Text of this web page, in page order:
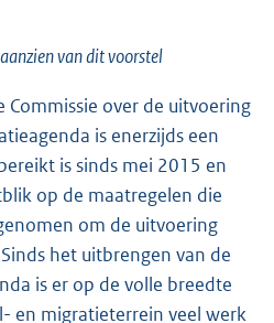
van dit voorstel
Commissie over de uitvoering
is enerzijds een
is sinds mei 2015 en
op de maatregelen die
om de uitvoering
het uitbrengen van de
is er op de volle breedte
en migratieterrein veel werk